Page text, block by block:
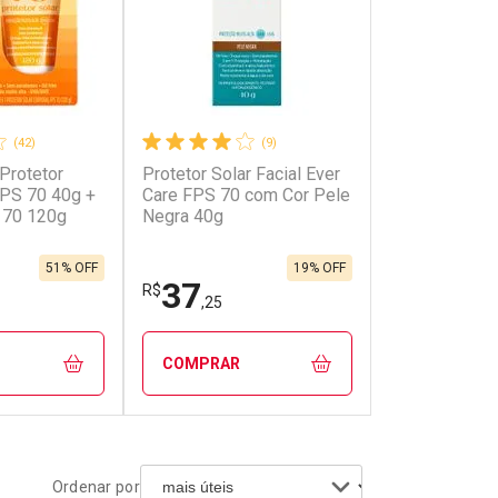
(42)
70 40g +
120g
51% OFF
(9)
Protetor Solar Facial Ever
Care FPS 70 com Cor Pele
Negra 40g
R$37,25
19% OFF
COMPRAR
Ordenar por